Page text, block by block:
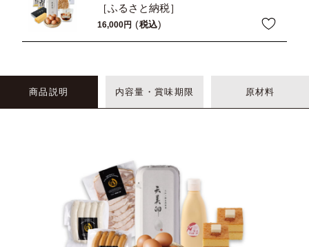
［ふるさと納税］
16,000 税込
商品説明 内容量・賞味期限 原材料